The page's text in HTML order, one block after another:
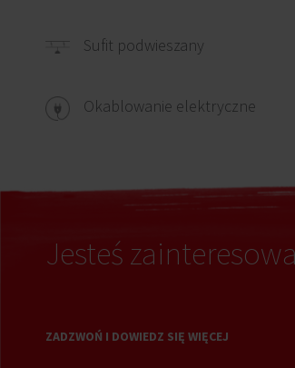
Sufit podwieszany
Okablowanie elektryczne
Jesteś
ZADZWOŃ I DOWIEDZ SIĘ WIĘCEJ